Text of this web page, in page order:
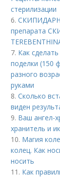
стерилизации
6.
препарата
7. Как
поделки (150
разного
руками
8.Сколько
виден
9. Ваш ангел-
хранитель и
10. Магия
колец. Как
носить
11. Как